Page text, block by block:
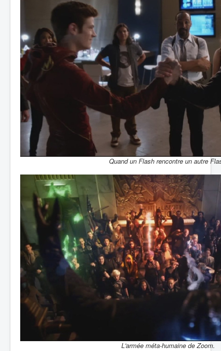
Quand un Flash rencontre un autre
L'armée méta-humaine de Zoom.